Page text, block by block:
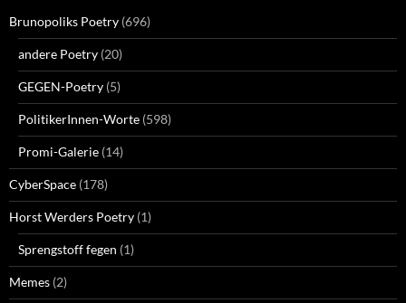
Brunopoliks Poetry (696)
andere Poetry (20)
GEGEN-Poetry (5)
PolitikerInnen-Worte (598)
Promi-Galerie (14)
CyberSpace (178)
Horst Werders Poetry (1)
Sprengstoff fegen (1)
Memes (2)